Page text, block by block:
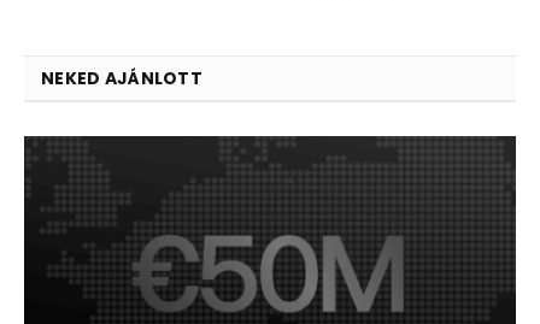
NEKED AJÁNLOTT